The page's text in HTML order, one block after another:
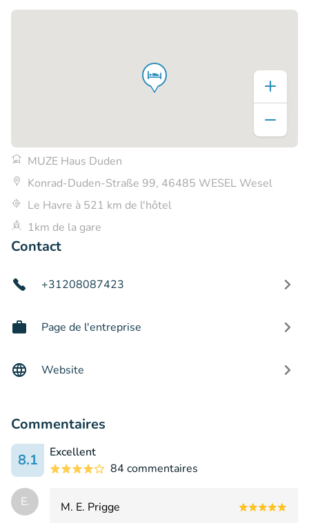
MUZE Haus Duden
Konrad-Duden-Straße 99, 46485 WESEL Wesel
Le Havre à 521 km de l'hôtel
1km de la gare
Contact
+31208087423
Page de l'entreprise
Website
Commentaires
8.1
Excellent
84 commentaires
E. M. E. Prigge